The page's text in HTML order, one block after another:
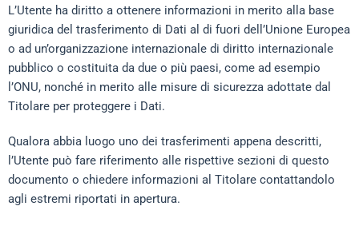
L’Utente ha diritto a ottenere informazioni in merito alla base
giuridica del trasferimento di Dati al di fuori dell’Unione Europea
o ad un’organizzazione internazionale di diritto internazionale
pubblico o costituita da due o più paesi, come ad esempio
l’ONU, nonché in merito alle misure di sicurezza adottate dal
Titolare per proteggere i Dati.
Qualora abbia luogo uno dei trasferimenti appena descritti,
l’Utente può fare riferimento alle rispettive sezioni di questo
documento o chiedere informazioni al Titolare contattandolo
agli estremi riportati in apertura.